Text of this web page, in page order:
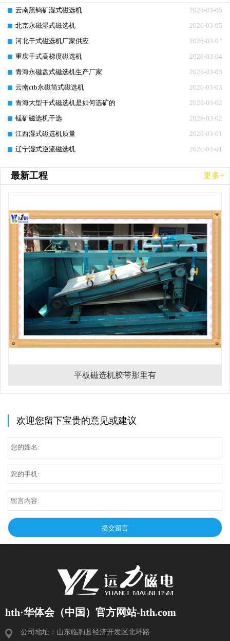
2026-03-05
云南黑钨矿湿式磁选机
2026-03-05
北京永磁湿式磁选机
2026-03-04
河北干式磁选机厂家供应
2026-03-04
重庆干式高梯度磁选机
2026-03-03
青海永磁盘式磁选机生产厂家
2026-03-03
云南ctb永磁筒式磁选机
2026-03-02
青海大型干式磁选机是如何选矿的
2026-03-02
锰矿磁选机干选
2026-03-01
江西湿式磁选机质量
2026-03-01
辽宁湿式逆流磁选机
最新工程 更多+
平板磁选机胶带那里有
欢迎您留下宝贵的意见或建议
hth·华体会（中国）官方网站-hth.com
公司地址：山东临朐县经济开发区北环路